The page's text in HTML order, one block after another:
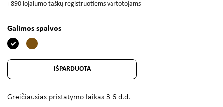
+890 lojalumo taškų registruotiems vartotojams
Galimos spalvos
IŠPARDUOTA
Greičiausias pristatymo laikas 3-6 d.d.